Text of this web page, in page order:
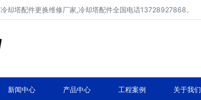
却塔配件更换维修厂家,冷却塔配件全国电话13728927868。
新闻中心 产品中心 工程案例 关于我们